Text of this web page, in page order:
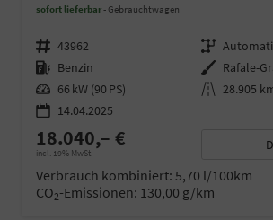
sofort lieferbar Gebrauchtwagen
Fahrzeugnr. 43962 Getriebe
Kraftstoff Benzin Außenfarbe Rafale-
Leistung 66 kW (90 PS) Kilometerstand 28.905
14.04.2025
18.040,– €
incl. 19% MwSt.
Verbrauch kombiniert: 5,70 l/100km
CO2-Emissionen: 130,00 g/km